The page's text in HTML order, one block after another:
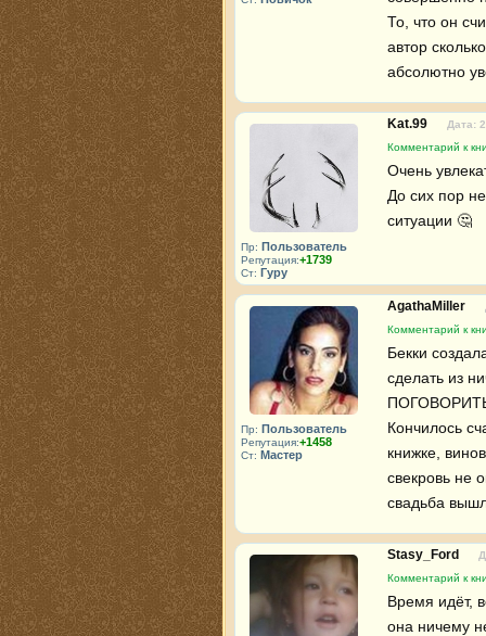
То, что он
автор
абсолютно
Пр: Пользователь
Репутация:+1739
Ст: Гуру
Kat.99
Дата:
Комментарий к
Очень
До сих пор
ситуации 🤔
Пр: Пользователь
Репутация:+1458
Ст: Мастер
AgathaMiller
Комментарий к
Бекки
сделать из
Кончилось
книжке,
свекровь не
свадьба
Stasy_Ford
Комментарий к
Время идёт,
она ничему